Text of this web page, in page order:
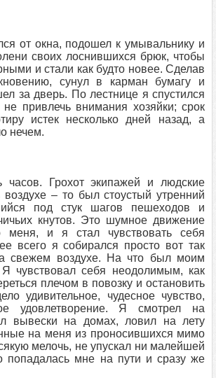
от окна, подошел к умывальнику и
своих лоснившихся брюк, чтобы
и стали как будто новее. Сделав
сунул в карман бумагу и
за дверь. По лестнице я спустился
не привлечь внимания хозяйки; срок
истек несколько дней назад, а
нечем.
часов. Грохот экипажей и людские
воздухе – то был стоустый утренний
под стук шагов пешеходов и
кнутов. Это шумное движение
меня, и я стал чувствовать себя
всего я собирался просто вот так
свежем воздухе. На что был моим
Я чувствовал себя неодолимым, как
плечом в повозку и остановить
удивительное, чудесное чувство,
удовлетворение. Я смотрел на
вывески на домах, ловил на лету
на меня из проносившихся мимо
мелочь, не упускал ни малейшей
попадалась мне на пути и сразу же